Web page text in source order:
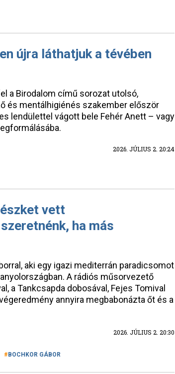
újra láthatjuk a tévében
a Birodalom című sorozat utolsó,
és mentálhigiénés szakember először
lendülettel vágott bele Fehér Anett – vagy
2026. JÚLIUS 2. 20:24
vett
ha más
aki egy igazi mediterrán paradicsomot
A rádiós műsorvezető
a Tankcsapda dobosával, Fejes Tomival
annyira megbabonázta őt és a
2026. JÚLIUS 2. 20:30
BOCHKOR GÁBOR